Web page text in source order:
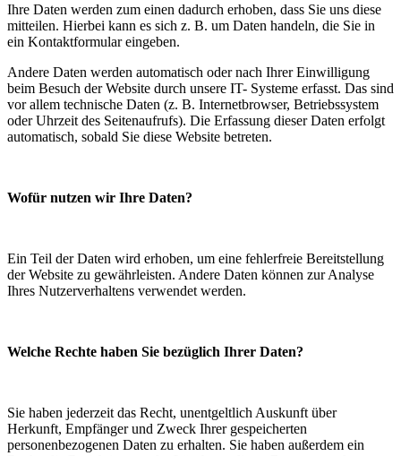
Ihre Daten werden zum einen dadurch erhoben, dass Sie uns diese
mitteilen. Hierbei kann es sich z. B. um Daten handeln, die Sie in
ein Kontaktformular eingeben.
Andere Daten werden automatisch oder nach Ihrer Einwilligung
beim Besuch der Website durch unsere IT- Systeme erfasst. Das sind
vor allem technische Daten (z. B. Internetbrowser, Betriebssystem
oder Uhrzeit des Seitenaufrufs). Die Erfassung dieser Daten erfolgt
automatisch, sobald Sie diese Website betreten.
Wofür nutzen wir Ihre Daten?
Ein Teil der Daten wird erhoben, um eine fehlerfreie Bereitstellung
der Website zu gewährleisten. Andere Daten können zur Analyse
Ihres Nutzerverhaltens verwendet werden.
Welche Rechte haben Sie bezüglich Ihrer Daten?
Sie haben jederzeit das Recht, unentgeltlich Auskunft über
Herkunft, Empfänger und Zweck Ihrer gespeicherten
personenbezogenen Daten zu erhalten. Sie haben außerdem ein